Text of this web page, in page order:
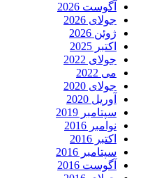
آگوست 2026
جولای 2026
ژوئن 2026
اکتبر 2025
جولای 2022
می 2022
جولای 2020
آوریل 2020
سپتامبر 2019
نوامبر 2016
اکتبر 2016
سپتامبر 2016
آگوست 2016